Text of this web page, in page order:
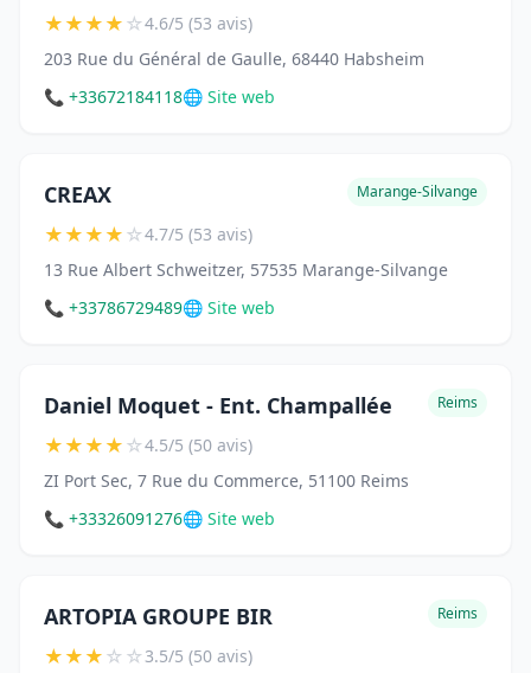
★★★★☆4.6/5 (53 avis)
203 Rue du Général de Gaulle, 68440 Habsheim
📞 +33672184118🌐 Site web
CREAX Marange-Silvange
★★★★☆4.7/5 (53 avis)
13 Rue Albert Schweitzer, 57535 Marange-Silvange
📞 +33786729489🌐 Site web
Daniel Moquet - Ent. Champallée Reims
★★★★☆4.5/5 (50 avis)
ZI Port Sec, 7 Rue du Commerce, 51100 Reims
📞 +33326091276🌐 Site web
ARTOPIA GROUPE BIR Reims
★★★☆☆3.5/5 (50 avis)